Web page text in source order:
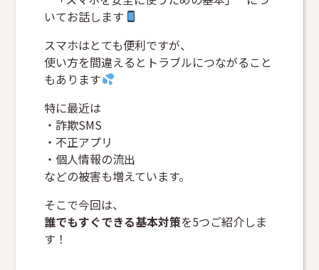
いてお話します
スマホはとても便利ですが、
使い方を間違えるとトラブルにつながること
もあります
特に最近は
・詐欺SMS
・不正アプリ
・個人情報の流出
などの被害も増えています。
そこで今回は、
誰でもすぐできる基本対策を5つご紹介しま
す！